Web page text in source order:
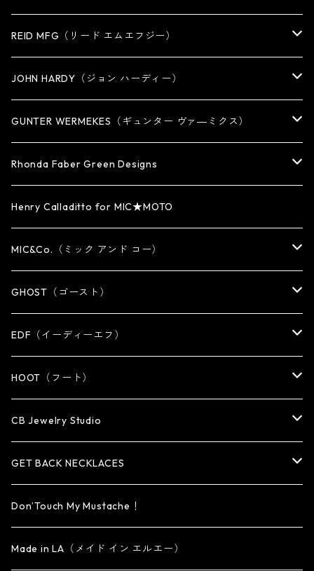
EARRING・EAR CUFF
PENDANT
BRACELET
WATCH BAND
CUFF・BUNGLE
NECKLACE
KEY CHAIN
WALLET CHAIN
WALLET・CARD CASE
HAT・CAP
OTHER
NECKLACE
BRACELET
KEY CHAIN
REID MFG（リード エムエフジー）
RING
EARRING
PENDANT
BRACELET/CUFF
NECKLACE
WALLET
WALLET CHAIN
KEY CHAIN
OTHER ITEM
reMIC
JOHN HARDY（ジョン ハーディー）
RING
BRACELET
PENDANT / NECKLACE
GUNTER WERMEKES（ギュンター ヴァ―ミクス）
RING
PENDANT / NECKLACE
EARRING
OTHER
Rhonda Faber Green Designs
RING
PENDANT
EARRING
Henry Calladitto for MIC★MOTO
MIC&Co.（ミック アンド コー）
RING
EARRING
PENDANT
NECKLACE
BRACELET
KEY CHAIN
OTHER
GHOST（ゴースト）
RING
EARRING
PENDANT
NECKLACE
BRACELET
CUFF
EDF（イーディーエフ）
RING
PENDANT
CUFF・BANGLE
HOOT（フート）
RING
EARRING
PENDANT
BRACELET
CB Jewelry Studio
RING
EARRING・EAR CUFF
PENDANT
GET BACK NECKLACES
ORIGINAL COLLECTION
SMALL
Don’Touch My Mustache！
Made in LA（メイド イン エルエー）